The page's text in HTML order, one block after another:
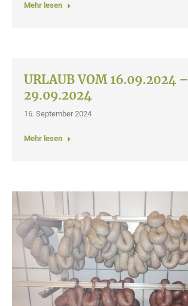
Mehr lesen
URLAUB VOM 16.09.2024 –
29.09.2024
16. September 2024
Mehr lesen